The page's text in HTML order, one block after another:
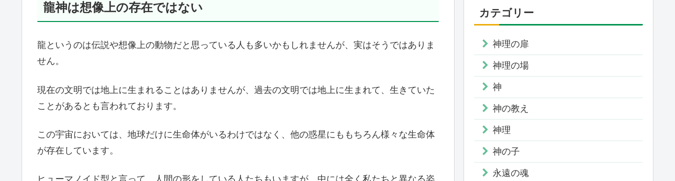
龍神は想像上の存在ではない
龍というのは伝説や想像上の動物だと思っている人も多いかもしれませんが、実はそうではありま
せん。
現在の文明では地上に生まれることはありませんが、過去の文明では地上に生まれて、生きていた
ことがあるとも言われております。
この宇宙においては、地球だけに生命体がいるわけではなく、他の惑星にももちろん様々な生命体
が存在しています。
カテゴリー
神理の扉
神理の場
神
神の教え
神理
神の子
永遠の魂